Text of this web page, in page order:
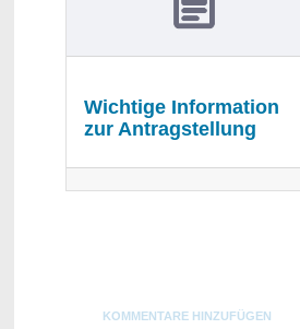
Wichtige Information
zur Antragstellung
Blogs
KOMMENTARE HINZUFÜGEN